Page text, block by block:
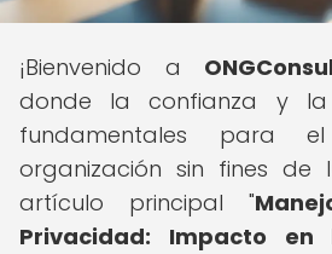
¡Bienvenido a
donde la confianza y la
fundamentales para
organización sin fines de
artículo principal "
Privacidad: Impacto